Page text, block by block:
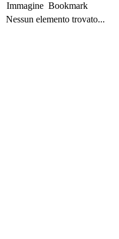
Immagine Bookmark
Nessun elemento trovato...